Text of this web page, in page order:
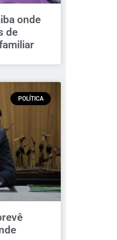
onde
de
POLÍTICA